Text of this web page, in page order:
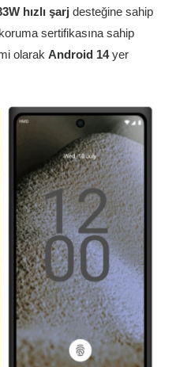
hızlı şarj desteğine sahip
sertifikasına sahip
olarak Android 14yer